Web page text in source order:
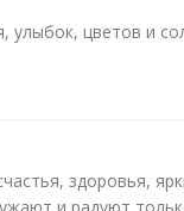
цветов и
здоровья,